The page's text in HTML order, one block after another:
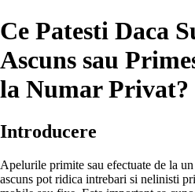
Ce Patesti Daca
Ascuns sau
la Numar Privat?
Introducere
Apelurile primite sau efectuate de la
ascuns pot ridica intrebari si nelinisti